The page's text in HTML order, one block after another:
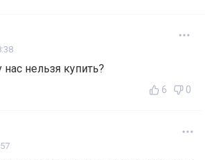
нельзя купить?
6 0